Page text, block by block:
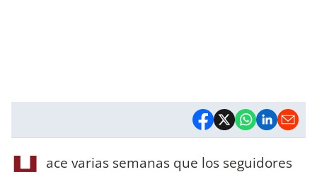
ace varias semanas que los seguidores